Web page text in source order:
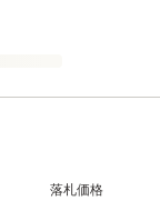
落札価格